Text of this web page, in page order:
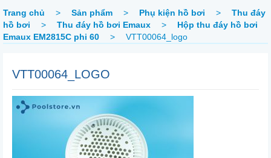
Trang chủ > Sản phẩm > Phụ kiện hồ bơi >
Thu đáy
hồ bơi
> Thu đáy hồ bơi Emaux >
Hộp thu đáy hồ bơi
Emaux EM2815C phi 60
> VTT00064_logo
VTT00064_LOGO